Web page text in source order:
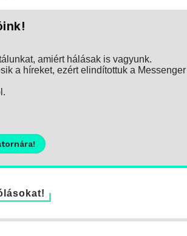
amiért hálásak is vagyunk.
a híreket, ezért elindítottuk a Messenger